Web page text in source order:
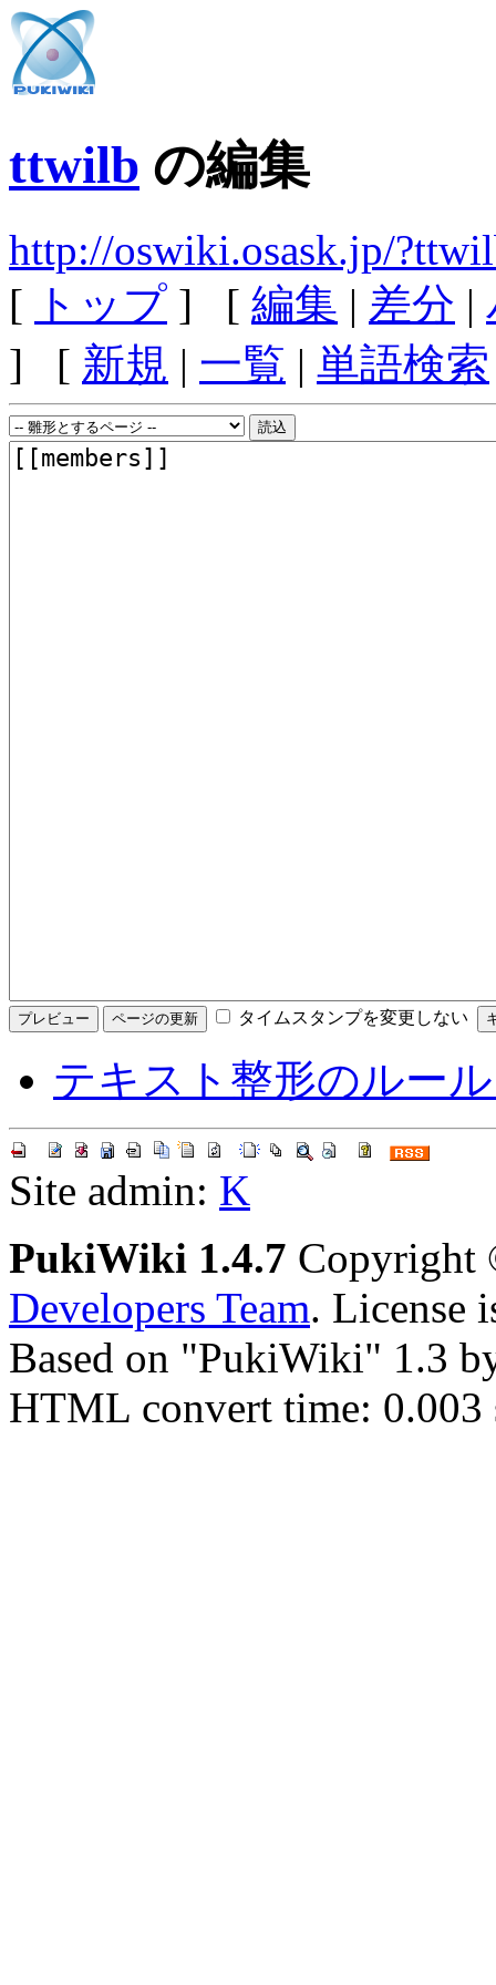
ttwilb の編集
http://oswiki.osask.jp/
[ トップ ] [ 編集 | 差分 |
] [ 新規 | 一覧 | 単語検索
タイムスタンプを変更しない
テキスト整形のルー
Site admin: K
PukiWiki 1.4.7 Copyright
Developers Team. License
Based on "PukiWiki" 1.3
HTML convert time: 0.003